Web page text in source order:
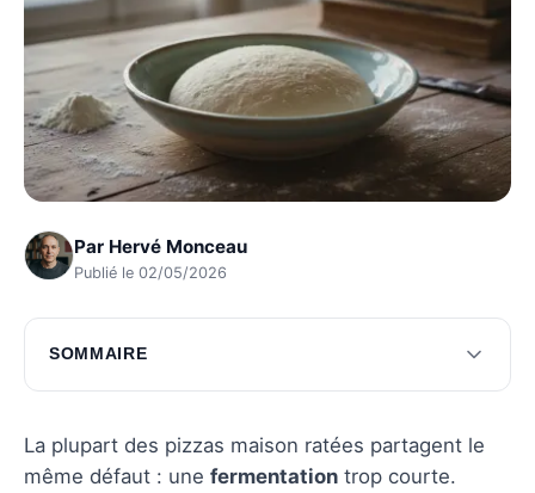
Par Hervé Monceau
Publié le 02/05/2026
SOMMAIRE
Tradition et modernité dans la pousse de la
Les secrets des temps de pousse comparés
La plupart des pizzas maison ratées partagent le
même défaut : une fermentation trop courte.